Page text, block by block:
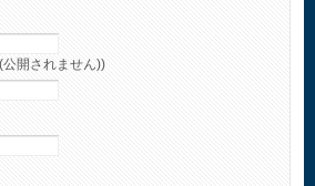
公開されません))